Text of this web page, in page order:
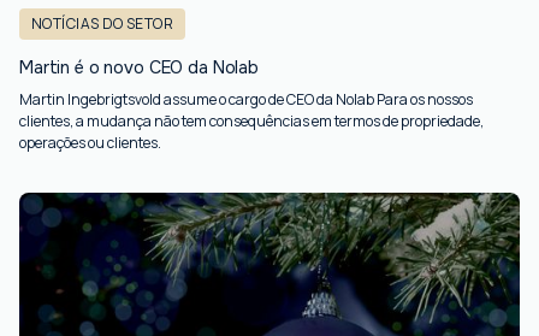
NOTÍCIAS DO SETOR
Martin é o novo CEO da Nolab
Martin Ingebrigtsvold assume o cargo de CEO da Nolab Para os nossos
clientes, a mudança não tem consequências em termos de propriedade,
operações ou clientes.